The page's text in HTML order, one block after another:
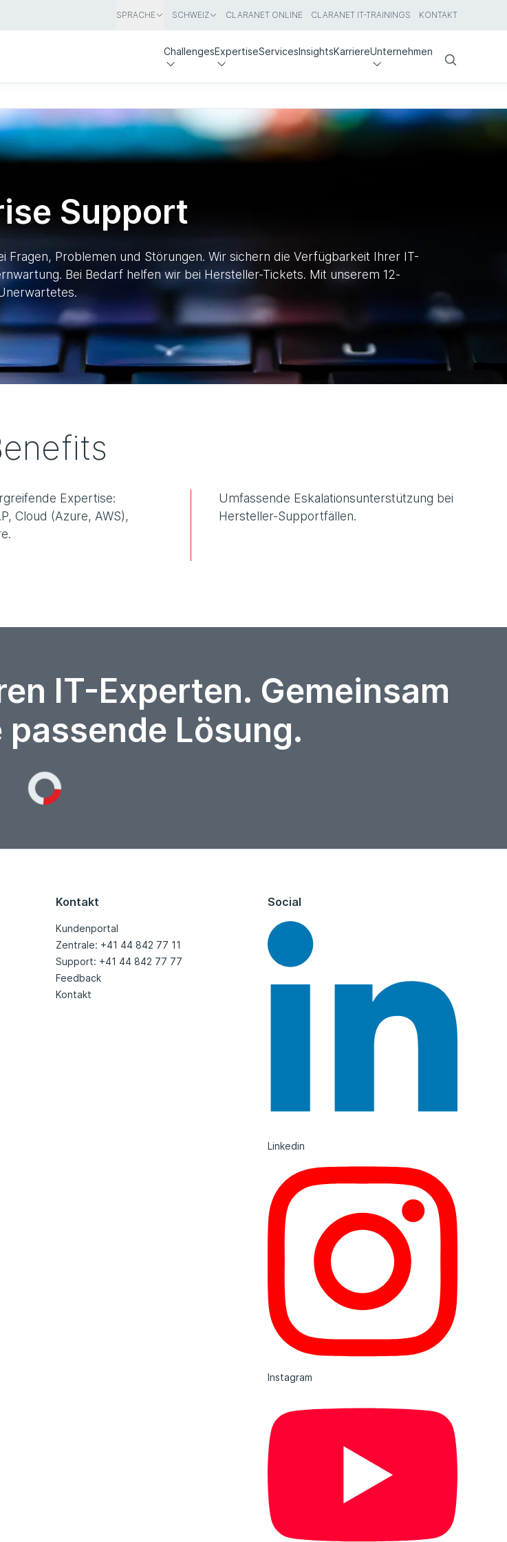
SPRACHE SCHWEIZ CLARANET ONLINE CLARANET IT-TRAININGS KONTAKT
ChallengesExpertiseServicesInsightsKarriereUnternehmen
Search
Support
Problemen und Störungen. Wir sichern die Verfügbarkeit Ihrer IT-
Bei Bedarf helfen wir bei Hersteller-Tickets. Mit unserem 12-
Expertise:
Cloud (Azure, AWS),
Umfassende Eskalationsunterstützung bei
Hersteller-Supportfällen.
IT-Experten. Gemeinsam
Lösung.
Kontakt
Kundenportal
Zentrale: +41 44 842 77 11
Support: +41 44 842 77 77
Feedback
Kontakt
Social
Linkedin
Instagram